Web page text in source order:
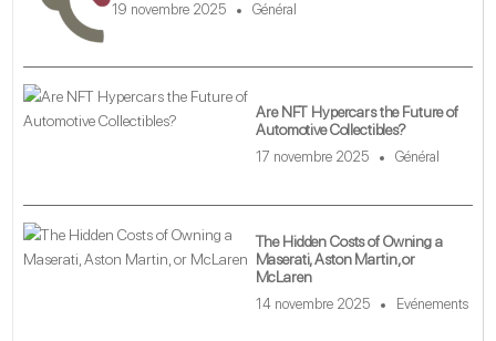
19 novembre 2025 Général
Are NFT Hypercars the Future of
Automotive Collectibles?
17 novembre 2025 Général
The Hidden Costs of Owning a
Maserati, Aston Martin, or
McLaren
14 novembre 2025 Evénements